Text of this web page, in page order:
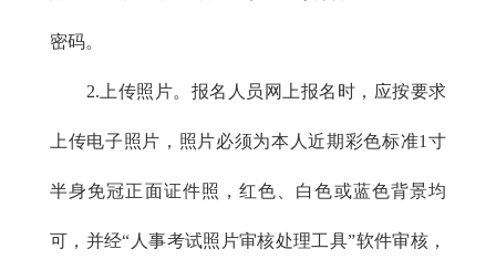
密码。
2.上传照片。报名人员网上报名时，应按要求
上传电子照片，照片必须为本人近期彩色标准1寸
半身免冠正面证件照，红色、白色或蓝色背景均
可，并经“人事考试照片审核处理工具”软件审核，